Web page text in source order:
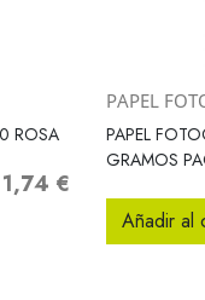
ROSA
Precio
1,74 €
PAPEL
PAPEL
GRAMOS
Añadir al